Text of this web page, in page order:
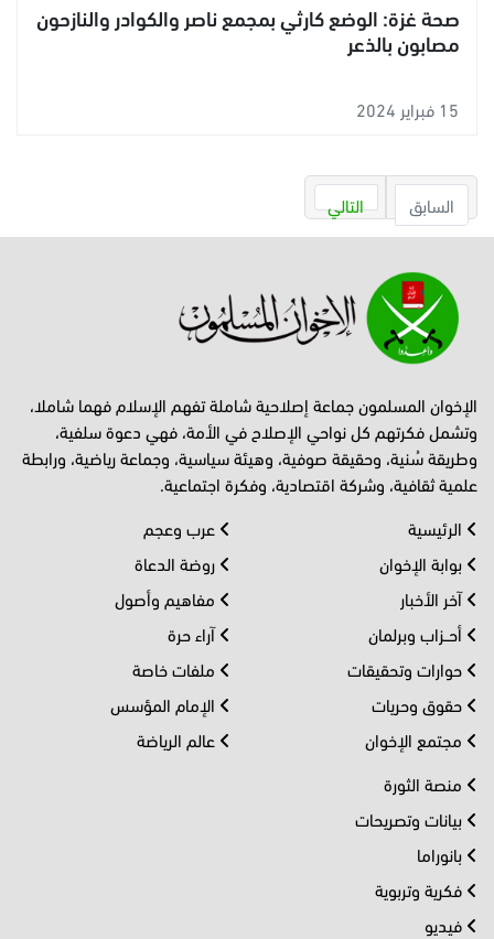
صحة غزة: الوضع كارثي بمجمع ناصر والكوادر والنازحون
مصابون بالذعر
15 فبراير 2024
السابق التالي
الإخوان المسلمون جماعة إصلاحية شاملة تفهم الإسلام فهما شاملا،
وتشمل فكرتهم كل نواحي الإصلاح في الأمة، فهي دعوة سلفية،
وطريقة سُنية، وحقيقة صوفية، وهيئة سياسية، وجماعة رياضية، ورابطة
علمية ثقافية، وشركة اقتصادية، وفكرة اجتماعية.
الرئيسية
بوابة الإخوان
آخر الأخبار
أحــزاب وبرلمان
حوارات وتحقيقات
حقوق وحريات
مجتمع الإخوان
عرب وعجم
روضة الدعاة
مفاهيم وأصول
آراء حرة
ملفات خاصة
الإمام المؤسس
عالم الرياضة
منصة الثورة
بيانات وتصريحات
بانوراما
فكرية وتربوية
فيديو